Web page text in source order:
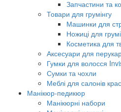
Запчастини та
Товари для грумінгу
Машинки для
Ножиці для
Косметика для
Аксесуари для
Гумки для волосся
Сумки та чохли
Меблі для салонів
Манікюр-педикюр
Манікюрні набори